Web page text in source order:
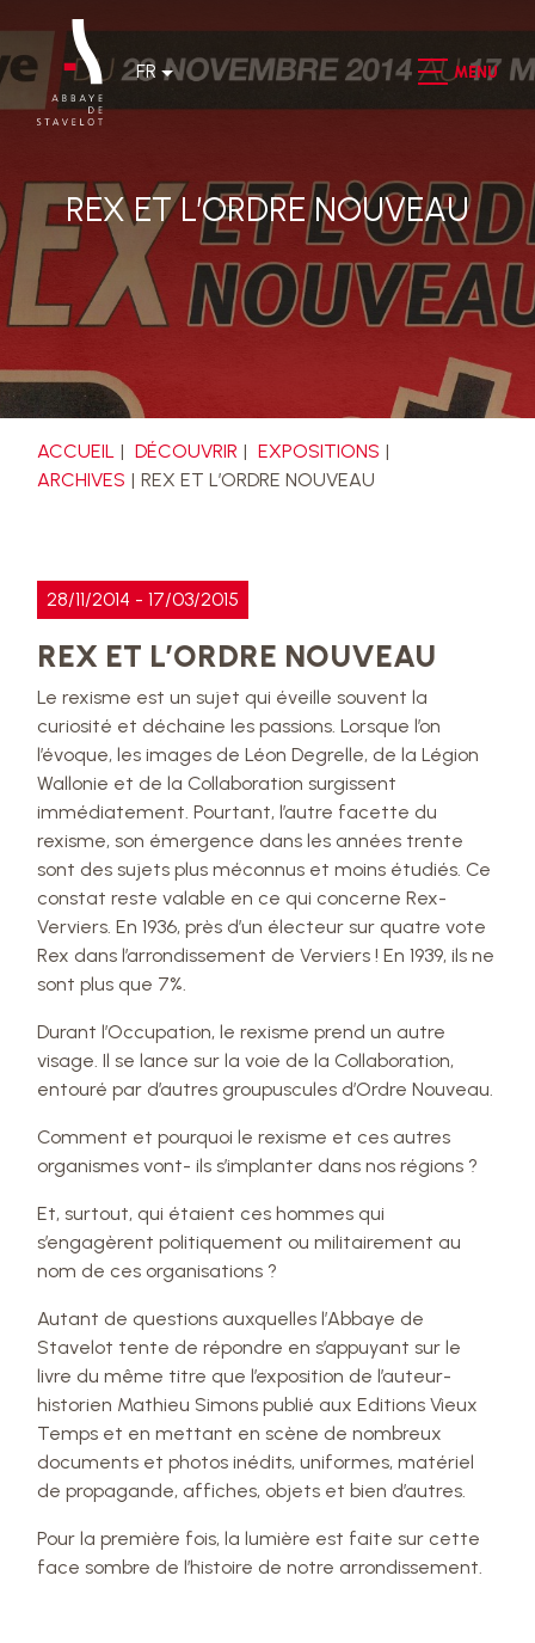
FR MENU
REX ET L’ORDRE NOUVEAU
ACCUEIL DÉCOUVRIR
EXPOSITIONS
ARCHIVES
REX ET L’ORDRE NOUVEAU
28/11/2014 - 17/03/2015
REX ET L’ORDRE NOUVEAU
Le rexisme est un sujet qui éveille souvent la
curiosité et déchaine les passions. Lorsque l’on
l’évoque, les images de Léon Degrelle, de la Légion
Wallonie et de la Collaboration surgissent
immédiatement. Pourtant, l’autre facette du
rexisme, son émergence dans les années trente
sont des sujets plus méconnus et moins étudiés. Ce
constat reste valable en ce qui concerne Rex-
Verviers. En 1936, près d’un électeur sur quatre vote
Rex dans l’arrondissement de Verviers ! En 1939, ils ne
sont plus que 7%.
Durant l’Occupation, le rexisme prend un autre
visage. Il se lance sur la voie de la Collaboration,
entouré par d’autres groupuscules d’Ordre Nouveau.
Comment et pourquoi le rexisme et ces autres
organismes vont- ils s’implanter dans nos régions ?
Et, surtout, qui étaient ces hommes qui
s’engagèrent politiquement ou militairement au
nom de ces organisations ?
Autant de questions auxquelles l’Abbaye de
Stavelot tente de répondre en s’appuyant sur le
livre du même titre que l’exposition de l’auteur-
historien Mathieu Simons publié aux Editions Vieux
Temps et en mettant en scène de nombreux
documents et photos inédits, uniformes, matériel
de propagande, affiches, objets et bien d’autres.
Pour la première fois, la lumière est faite sur cette
face sombre de l’histoire de notre arrondissement.